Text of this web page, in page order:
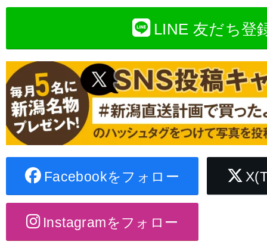
LINE 友だち登
Facebookをフォロー
Instagramをフォロー